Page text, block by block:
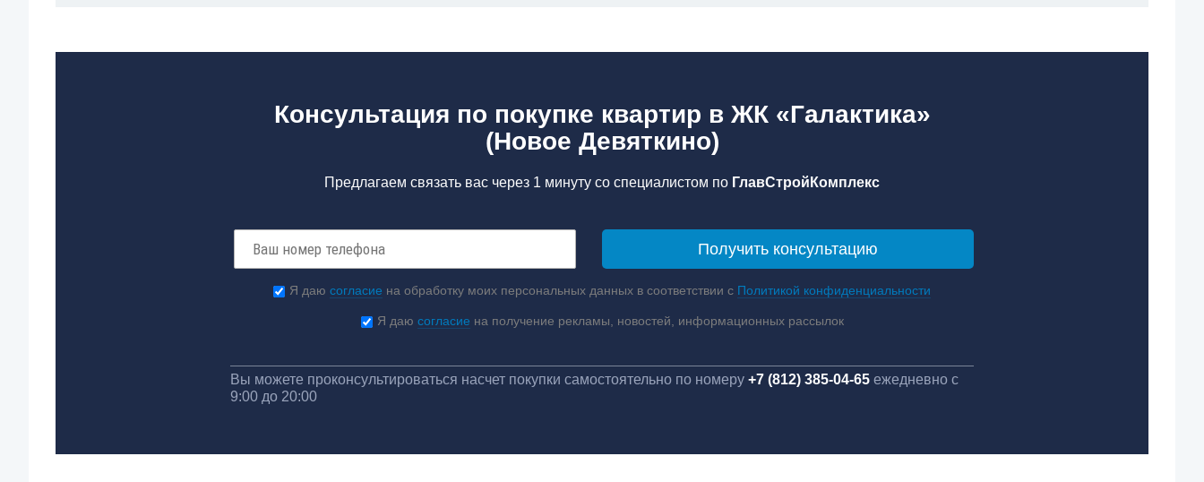
Консультация по покупке квартир в ЖК «Галактика»
(Новое Девяткино)
Предлагаем связать вас через 1 минуту со специалистом по ГлавСтройКомплекс
Я даю согласие на обработку моих персональных данных в соответствии с Политикой конфиденциальности
Я даю согласие на получение рекламы, новостей, информационных рассылок
Вы можете проконсультироваться насчет покупки самостоятельно по номеру+7 (812) 385-04-65 ежедневно с
9:00 до 20:00